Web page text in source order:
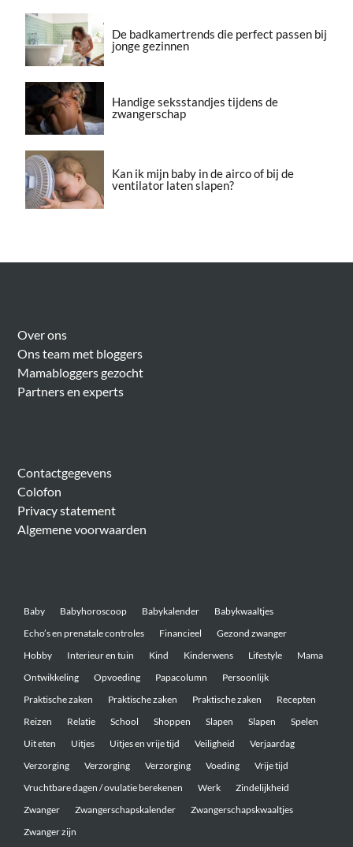
De badkamertrends die perfect passen bij
jonge gezinnen
Handige seksstandjes tijdens de
zwangerschap
Kan ik mijn baby in de airco of bij de
ventilator laten slapen?
Over ons
Ons team met bloggers
Mamabloggers gezocht
Partners en experts
Contactgegevens
Colofon
Privacy statement
Algemene voorwaarden
Baby Babyhoroscoop Babykalender
Babykwaaltjes
Echo’s en prenatale controles
Financieel
Gezond zwanger
Hobby
Interieur en tuin Kind Kinderwens Lifestyle
Mama
Ontwikkeling
Opvoeding Papacolumn
Persoonlijk
Praktische zaken
Praktische zaken Praktische zaken
Recepten
Reizen
Relatie School Shoppen Slapen Slapen
Spelen
Uit eten
Uitjes Uitjes en vrije tijd Veiligheid
Verjaardag
Verzorging
Verzorging Verzorging Voeding
Vrije tijd
Vruchtbare dagen / ovulatie berekenen
Werk
Zindelijkheid
Zwanger
Zwangerschapskalender
Zwangerschapskwaaltjes
Zwanger zijn